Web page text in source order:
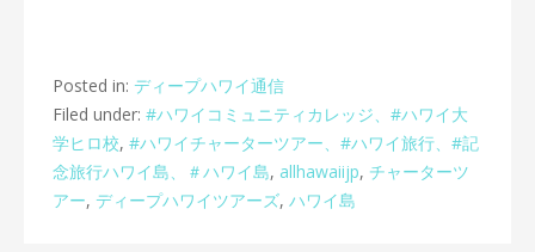
Posted in: ディープハワイ通信
Filed under: #ハワイコミュニティカレッジ、#ハワイ大
学ヒロ校, #ハワイチャーターツアー、#ハワイ旅行、#記
念旅行ハワイ島、＃ハワイ島, allhawaiijp, チャーターツ
アー, ディープハワイツアーズ, ハワイ島